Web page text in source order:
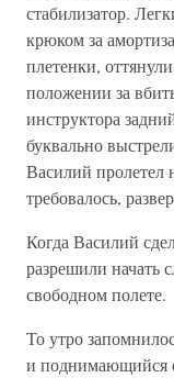
стабилизатор.
крюком за
плетенки,
положении за
инструктора
буквально
Василий пролетел
требовалось,
Когда Василий
разрешили начать
свободном полете.
То утро
и поднимающийся